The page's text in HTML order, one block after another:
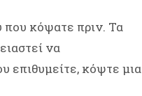
που κόψατε πριν. Τα
να
επιθυμείτε, κόψτε μια